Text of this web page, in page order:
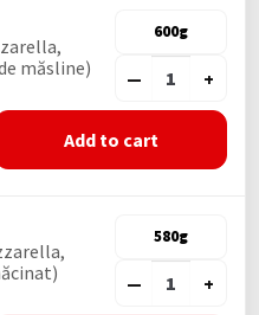
măsline)
600g
— +
Add to cart
580g
— +